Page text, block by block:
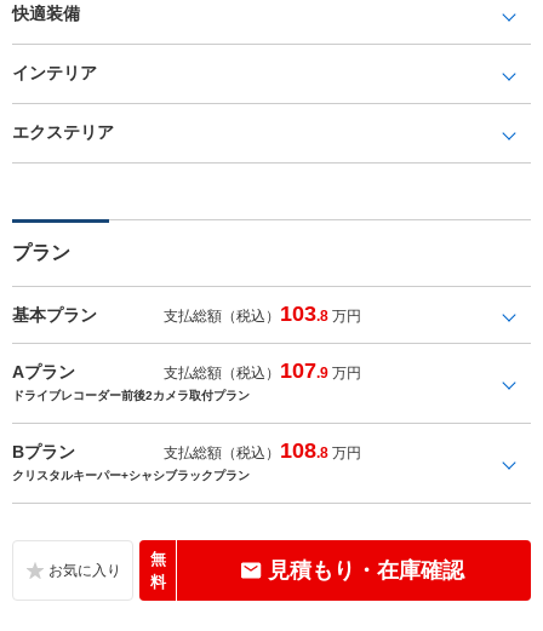
快適装備
インテリア
エクステリア
プラン
基本プラン 支払総額（税込） 103.8 万円
Aプラン 支払総額（税込） 107.9 万円
ドライブレコーダー前後2カメラ取付プラン
Bプラン 支払総額（税込） 108.8 万円
クリスタルキーパー+シャシブラックプラン
無
料
見積もり・在庫確認